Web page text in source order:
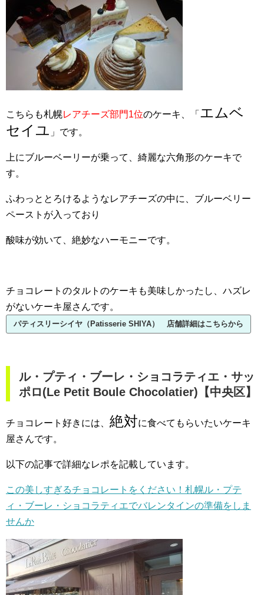
こちらも札幌レアチーズ部門1位のケーキ、「 エムベ
セイユ 」です。
上にブルーベーリーが乗って、綺麗な六角形のケーキで
す。
ふわっととろけるようなレアチーズの中に、ブルーベリー
ペーストが入っており
酸味が効いて、絶妙なハーモニーです。
チョコレートのタルトのケーキも美味しかったし、ハズレ
がないケーキ屋さんです。
パティスリーシイヤ（Patisserie SHIYA） 店舗詳細はこちらから
ル・プティ・ブーレ・ショコラティエ・サッ
ポロ(Le Petit Boule Chocolatier)【中央区】
チョコレート好きには、 絶対に食べてもらいたいケーキ
屋さんです。
以下の記事で詳細なレポを記載しています。
この美しすぎるチョコレートをください！札幌ル・プテ
ィ・ブーレ・ショコラティエでバレンタインの準備をしま
せんか